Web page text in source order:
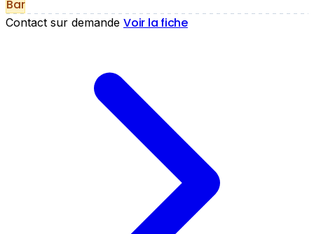
Bar
Contact sur demande Voir la fiche